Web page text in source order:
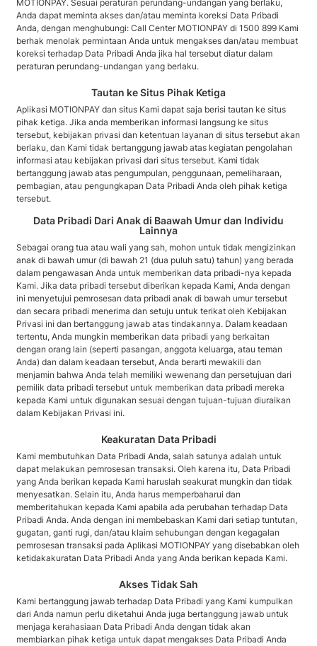
MOTIONPAY. Sesuai peraturan perundang-undangan yang berlaku,
Anda dapat meminta akses dan/atau meminta koreksi Data Pribadi
Anda, dengan menghubungi: Call Center MOTIONPAY di 1500 899 Kami
berhak menolak permintaan Anda untuk mengakses dan/atau membuat
koreksi terhadap Data Pribadi Anda jika hal tersebut diatur dalam
peraturan perundang-undangan yang berlaku.
Tautan ke Situs Pihak Ketiga
Aplikasi MOTIONPAY dan situs Kami dapat saja berisi tautan ke situs
pihak ketiga. Jika anda memberikan informasi langsung ke situs
tersebut, kebijakan privasi dan ketentuan layanan di situs tersebut akan
berlaku, dan Kami tidak bertanggung jawab atas kegiatan pengolahan
informasi atau kebijakan privasi dari situs tersebut. Kami tidak
bertanggung jawab atas pengumpulan, penggunaan, pemeliharaan,
pembagian, atau pengungkapan Data Pribadi Anda oleh pihak ketiga
tersebut.
Data Pribadi Dari Anak di Baawah Umur dan Individu
Lainnya
Sebagai orang tua atau wali yang sah, mohon untuk tidak mengizinkan
anak di bawah umur (di bawah 21 (dua puluh satu) tahun) yang berada
dalam pengawasan Anda untuk memberikan data pribadi-nya kepada
Kami. Jika data pribadi tersebut diberikan kepada Kami, Anda dengan
ini menyetujui pemrosesan data pribadi anak di bawah umur tersebut
dan secara pribadi menerima dan setuju untuk terikat oleh Kebijakan
Privasi ini dan bertanggung jawab atas tindakannya. Dalam keadaan
tertentu, Anda mungkin memberikan data pribadi yang berkaitan
dengan orang lain (seperti pasangan, anggota keluarga, atau teman
Anda) dan dalam keadaan tersebut, Anda berarti mewakili dan
menjamin bahwa Anda telah memiliki wewenang dan persetujuan dari
pemilik data pribadi tersebut untuk memberikan data pribadi mereka
kepada Kami untuk digunakan sesuai dengan tujuan-tujuan diuraikan
dalam Kebijakan Privasi ini.
Keakuratan Data Pribadi
Kami membutuhkan Data Pribadi Anda, salah satunya adalah untuk
dapat melakukan pemrosesan transaksi. Oleh karena itu, Data Pribadi
yang Anda berikan kepada Kami haruslah seakurat mungkin dan tidak
menyesatkan. Selain itu, Anda harus memperbaharui dan
memberitahukan kepada Kami apabila ada perubahan terhadap Data
Pribadi Anda. Anda dengan ini membebaskan Kami dari setiap tuntutan,
gugatan, ganti rugi, dan/atau klaim sehubungan dengan kegagalan
pemrosesan transaksi pada Aplikasi MOTIONPAY yang disebabkan oleh
ketidakakuratan Data Pribadi Anda yang Anda berikan kepada Kami.
Akses Tidak Sah
Kami bertanggung jawab terhadap Data Pribadi yang Kami kumpulkan
dari Anda namun perlu diketahui Anda juga bertanggung jawab untuk
menjaga kerahasiaan Data Pribadi Anda dengan tidak akan
membiarkan pihak ketiga untuk dapat mengakses Data Pribadi Anda